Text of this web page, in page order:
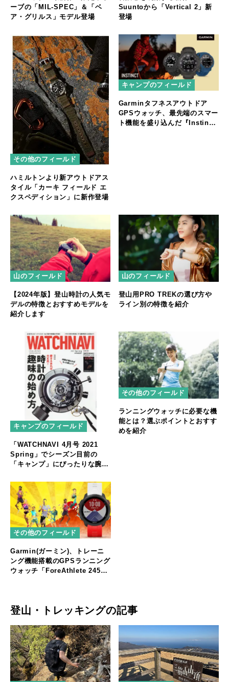
ーブの「MIL-SPEC」＆「ベ
ア・グリルス」モデル登場
Suuntoから「Vertical 2」新
登場
その他のフィールド
ハミルトンより新アウトドアス
タイル「カーキ フィールド エ
クスペディション」に新作登場
キャンプのフィールド
Garminタフネスアウトドア
GPSウォッチ、最先端のスマー
ト機能を盛り込んだ『Instinct
山のフィールド
【2024年版】登山時計の人気モ
デルの特徴とおすすめモデルを
紹介します
山のフィールド
登山用PRO TREKの選び方や
ライン別の特徴を紹介
キャンプのフィールド
「WATCHNAVI 4月号 2021
Spring」でシーズン目前の
「キャンプ」にぴったりな腕時
その他のフィールド
ランニングウォッチに必要な機
能とは？選ぶポイントとおすす
めを紹介
その他のフィールド
Garmin(ガーミン)、トレーニ
ング機能搭載のGPSランニング
ウォッチ「ForeAthlete 245
登山・トレッキングの記事